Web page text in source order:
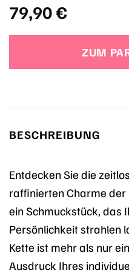
79,90€
ZUM
BESCHREIBUNG
Entdecken Sie die
raffinierten Charme der
ein Schmuckstück, das
Persönlichkeit strahlen
Kette ist mehr als nur
Ausdruck Ihres